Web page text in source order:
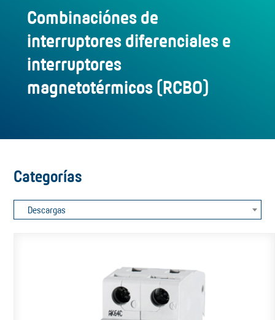
Combinaciónes de
interruptores diferenciales e
interruptores
magnetotérmicos (RCBO)
Categorías
Descargas